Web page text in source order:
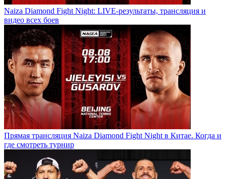
Naiza Diamond Fight Night: LIVE-результаты, трансляция и
видео всех боев
Прямая трансляция Naiza Diamond Fight Night в Китае. Когда и
где смотреть турнир